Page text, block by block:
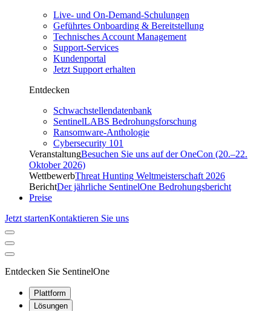
Live- und On-Demand-Schulungen
Geführtes Onboarding & Bereitstellung
Technisches Account Management
Support-Services
Kundenportal
Jetzt Support erhalten
Entdecken
Schwachstellendatenbank
SentinelLABS Bedrohungsforschung
Ransomware-Anthologie
Cybersecurity 101
VeranstaltungBesuchen Sie uns auf der OneCon (20.–22.
Oktober 2026)
WettbewerbThreat Hunting Weltmeisterschaft 2026
BerichtDer jährliche SentinelOne Bedrohungsbericht
Preise
Jetzt startenKontaktieren Sie uns
Entdecken Sie SentinelOne
Plattform
Lösungen